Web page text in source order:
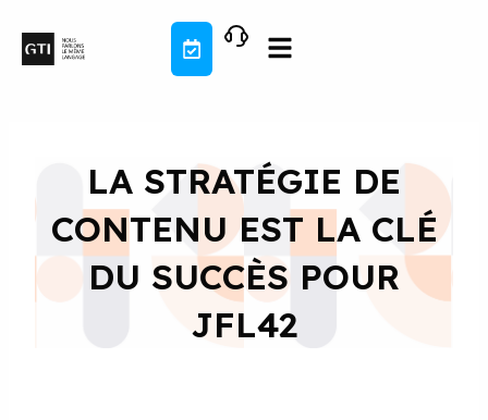
contenu
LA STRATÉGIE DE
CONTENU EST LA CLÉ
DU SUCCÈS POUR
JFL42